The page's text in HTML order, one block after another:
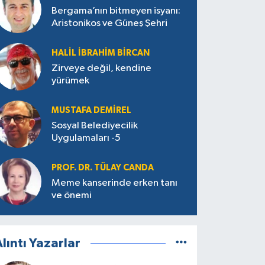
Bergama’nın bitmeyen isyanı:
Aristonikos ve Güneş Şehri
HALIL İBRAHIM BIRCAN
Zirveye değil, kendine
yürümek
MUSTAFA DEMIREL
Sosyal Belediyecilik
Uygulamaları -5
PROF. DR. TÜLAY CANDA
Meme kanserinde erken tanı
ve önemi
Yazarlar